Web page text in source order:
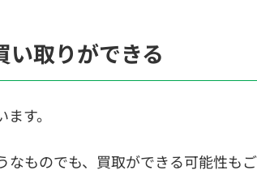
い取りができる
す。
ものでも、買取ができる可能性もご